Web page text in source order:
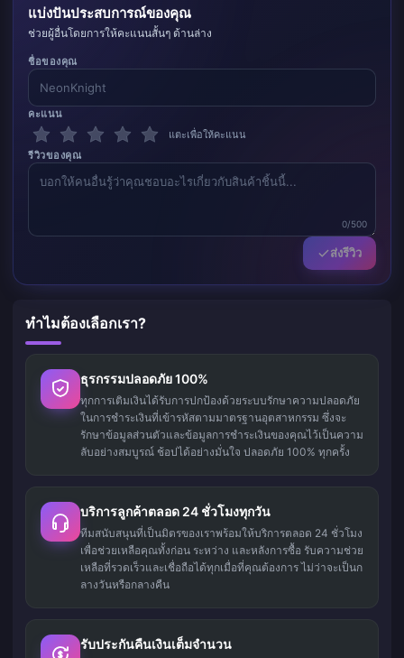
แบ่งปันประสบการณ์ของคุณ
ช่วยผู้อื่นโดยการให้คะแนนสั้นๆ ด้านล่าง
ชื่อของคุณ
คะแนน
แตะเพื่อให้คะแนน
รีวิวของคุณ
0/500
ส่งรีวิว
ทำไมต้องเลือกเรา?
ธุรกรรมปลอดภัย 100%
ทุกการเติมเงินได้รับการปกป้องด้วยระบบรักษาความปลอดภัย
ในการชำระเงินที่เข้ารหัสตามมาตรฐานอุตสาหกรรม ซึ่งจะ
รักษาข้อมูลส่วนตัวและข้อมูลการชำระเงินของคุณไว้เป็นความ
ลับอย่างสมบูรณ์ ช้อปได้อย่างมั่นใจ ปลอดภัย 100% ทุกครั้ง
บริการลูกค้าตลอด 24 ชั่วโมงทุกวัน
ทีมสนับสนุนที่เป็นมิตรของเราพร้อมให้บริการตลอด 24 ชั่วโมง
เพื่อช่วยเหลือคุณทั้งก่อน ระหว่าง และหลังการซื้อ รับความช่วย
เหลือที่รวดเร็วและเชื่อถือได้ทุกเมื่อที่คุณต้องการ ไม่ว่าจะเป็นก
ลางวันหรือกลางคืน
รับประกันคืนเงินเต็มจำนวน